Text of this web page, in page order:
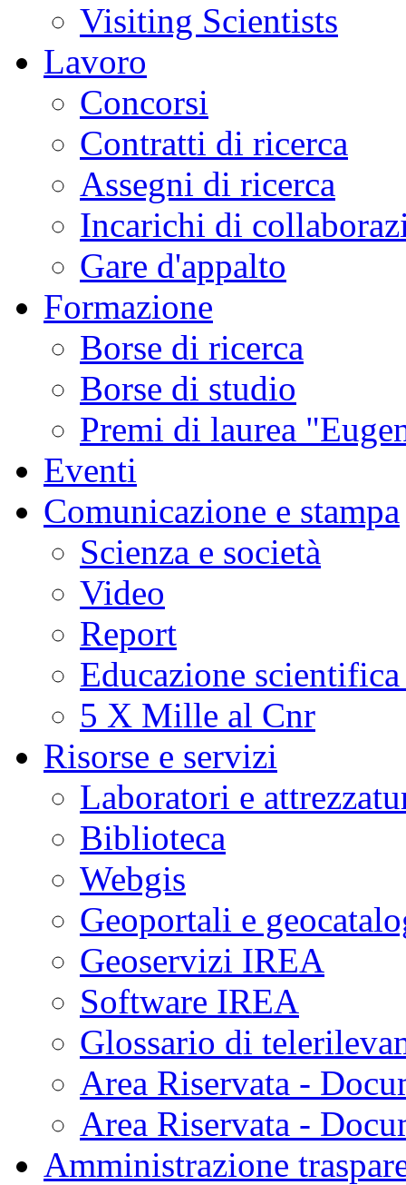
Visiting Scientists
Lavoro
Concorsi
Contratti di ricerca
Assegni di ricerca
Incarichi di
Gare d'appalto
Formazione
Borse di ricerca
Borse di studio
Premi di laurea
Eventi
Comunicazione e stampa
Scienza e società
Video
Report
Educazione
5 X Mille al Cnr
Risorse e servizi
Laboratori e
Biblioteca
Webgis
Geoportali e
Geoservizi IREA
Software IREA
Glossario di
Area Riservata -
Area Riservata -
Amministrazione